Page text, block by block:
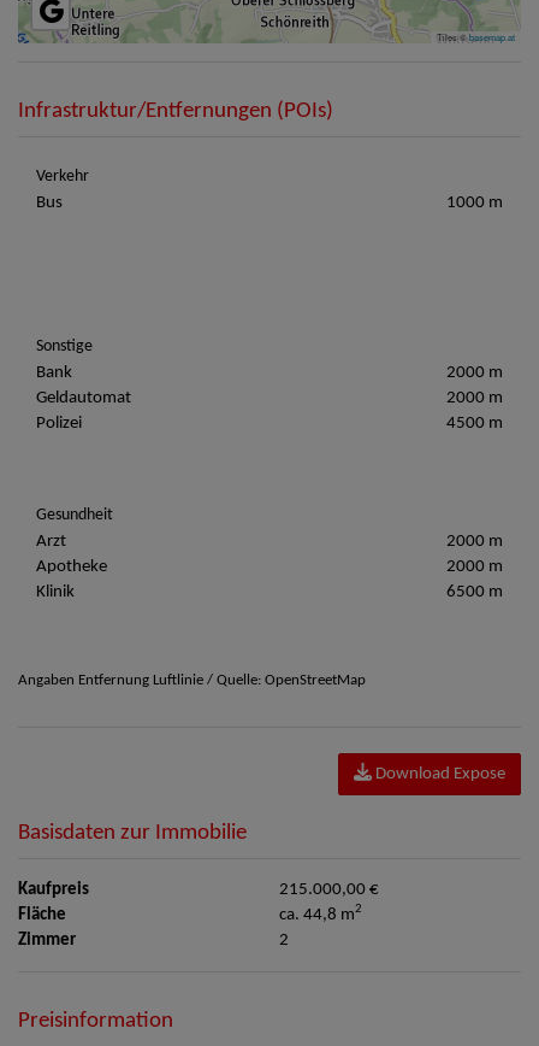
Tiles ©basemap.at
Infrastruktur/Entfernungen (POIs)
Verkehr
Bus
1000 m
Sonstige
Bank
2000 m
Geldautomat
2000 m
Polizei
4500 m
Gesundheit
Arzt
2000 m
Apotheke
2000 m
Klinik
6500 m
Angaben Entfernung Luftlinie / Quelle: OpenStreetMap
Download Expose
Basisdaten zur Immobilie
Kaufpreis
215.000,00 €
Fläche
ca. 44,8 m2
Zimmer 2
Preisinformation